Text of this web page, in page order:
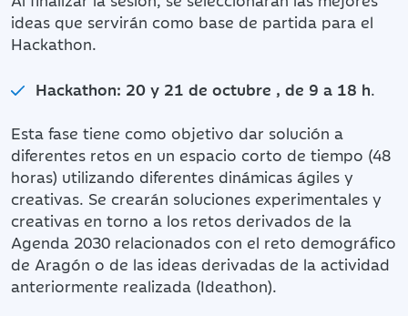
ideas que servirán como base de partida para el
Hackathon.
Hackathon: 20 y 21 de octubre , de 9 a 18 h.
Esta fase tiene como objetivo dar solución a
diferentes retos en un espacio corto de tiempo (48
horas) utilizando diferentes dinámicas ágiles y
creativas. Se crearán soluciones experimentales y
creativas en torno a los retos derivados de la
Agenda 2030 relacionados con el reto demográfico
de Aragón o de las ideas derivadas de la actividad
anteriormente realizada (Ideathon).